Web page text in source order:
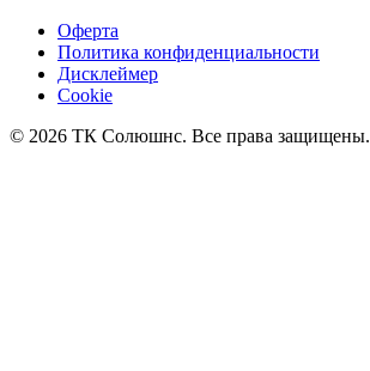
Оферта
Политика конфиденциальности
Дисклеймер
Cookie
© 2026 ТК Солюшнс. Все права защищены.